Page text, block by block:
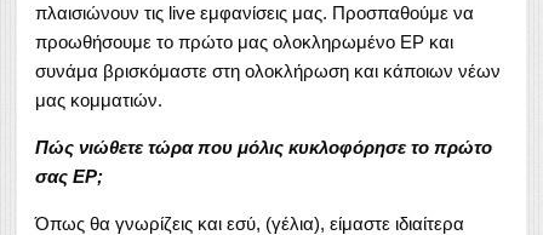
πλαισιώνουν τις live εμφανίσεις μας. Προσπαθούμε να
προωθήσουμε το πρώτο μας ολοκληρωμένο EP και
συνάμα βρισκόμαστε στη ολοκλήρωση και κάποιων νέων
μας κομματιών.
Πώς νιώθετε τώρα που μόλις κυκλοφόρησε το πρώτο
σας ΕP;
Όπως θα γνωρίζεις και εσύ, (γέλια), είμαστε ιδιαίτερα